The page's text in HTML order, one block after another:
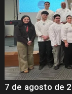
7 de agosto de